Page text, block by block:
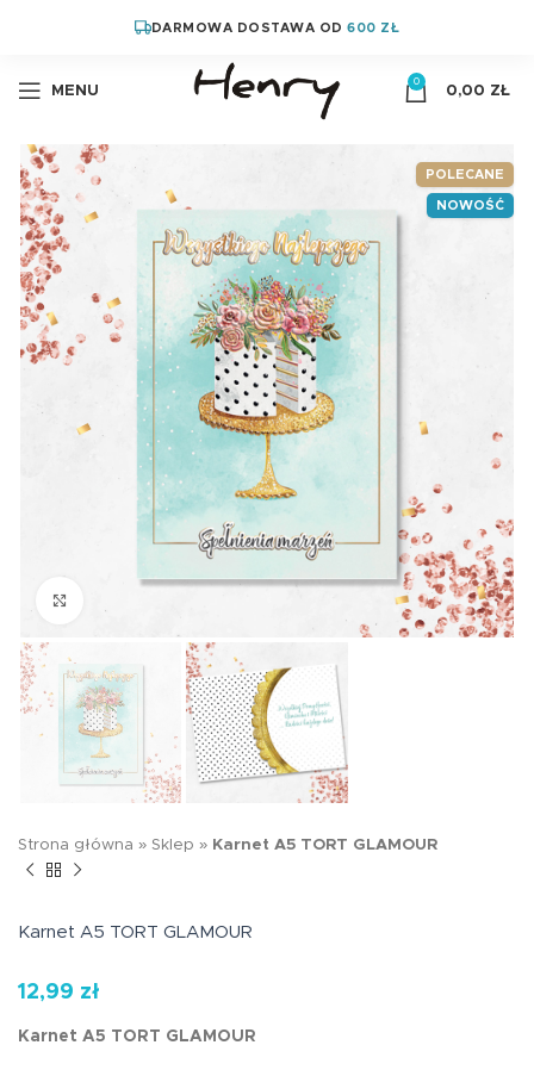
DARMOWA DOSTAWA OD600 ZŁ
MENU
0
0,00 ZŁ
POLECANE
NOWOŚĆ
Strona główna » Sklep » Karnet A5 TORT GLAMOUR
Karnet A5 TORT GLAMOUR
12,99 zł
Karnet A5 TORT GLAMOUR